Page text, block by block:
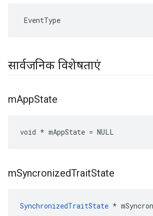
EventType
सार्वजनिक विशेषताएं
mAppState
void * mAppState = NULL
mSyncronizedTraitState
SynchronizedTraitState *